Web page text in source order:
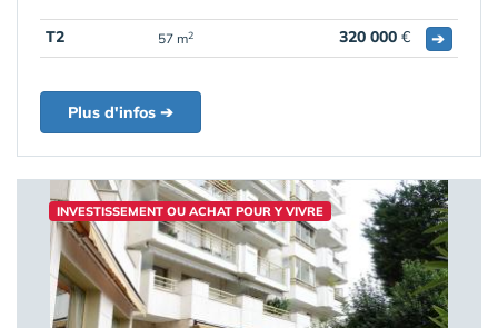
T2 57 m2 320 000 € ➔
Plus d'infos ➔
INVESTISSEMENT OU ACHAT POUR Y VIVRE